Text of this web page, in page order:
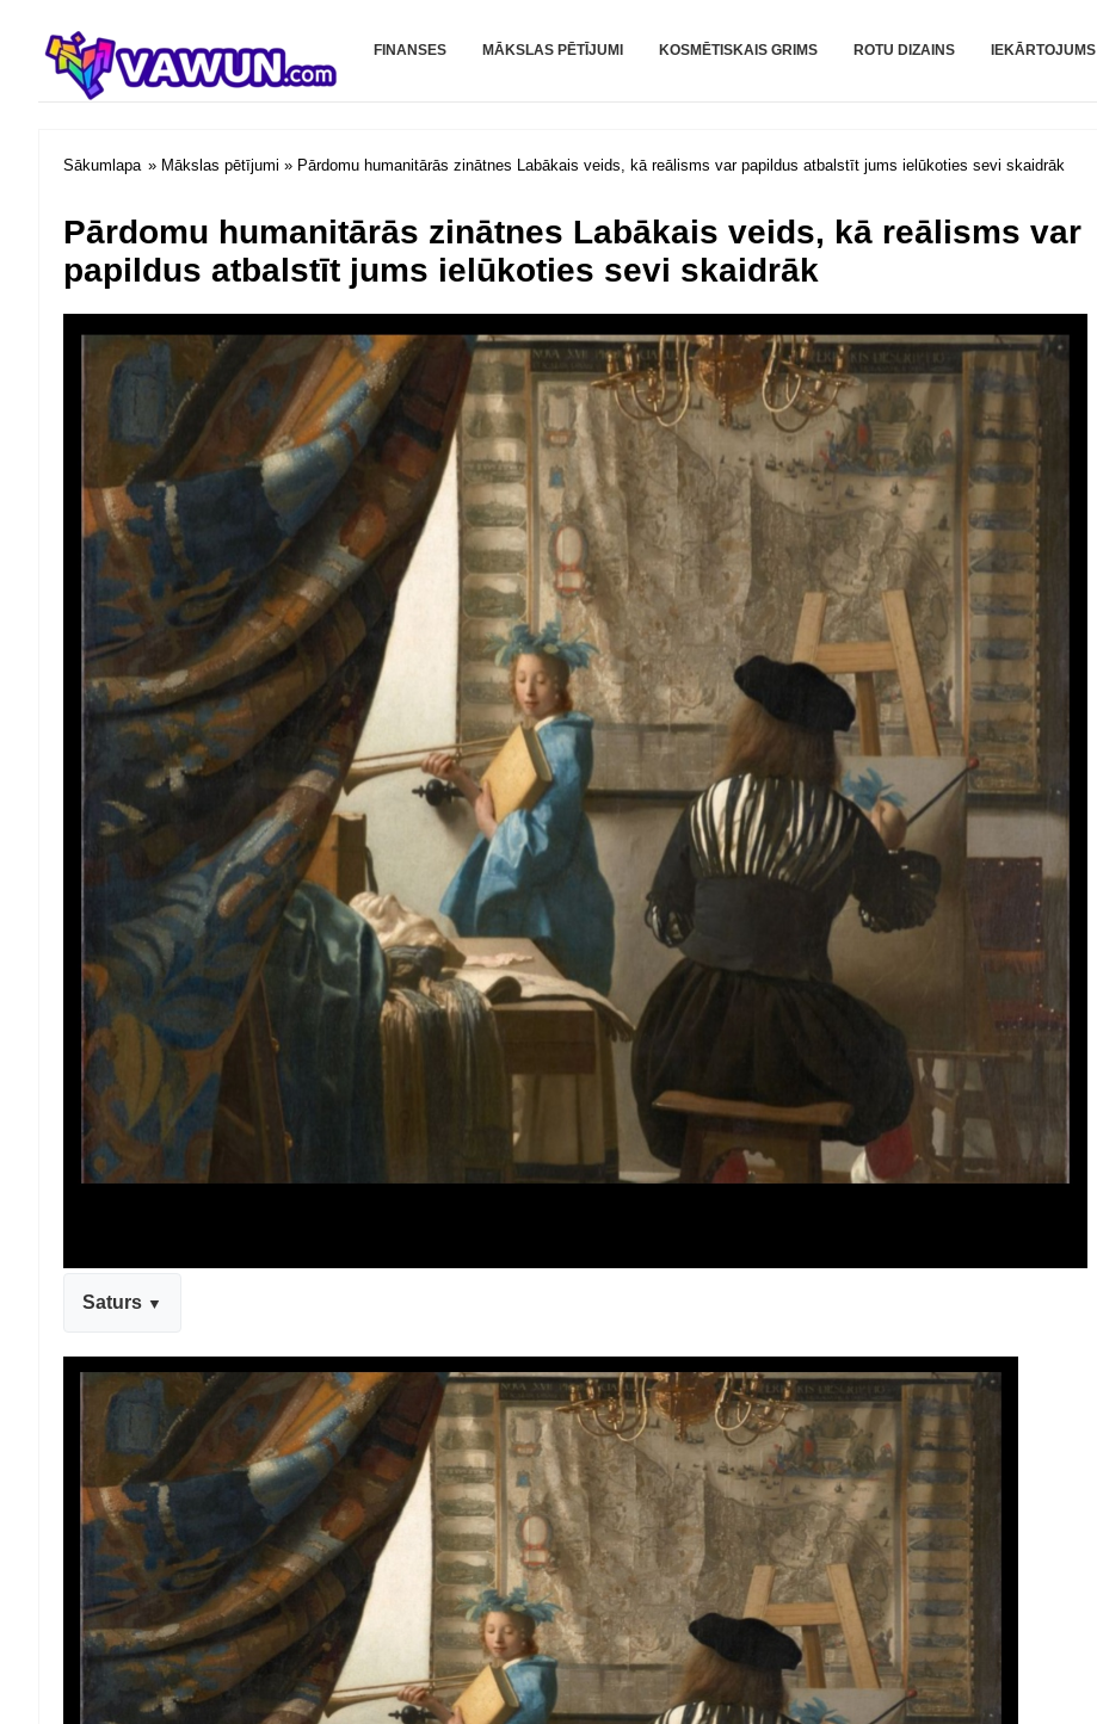
Vawun.com
FINANSES MĀKSLAS PĒTĪJUMI KOSMĒTISKAIS GRIMS ROTU DIZAINS IEKĀRTOJUMS
Sākumlapa » Mākslas pētījumi » Pārdomu humanitārās zinātnes Labākais veids, kā reālisms var papildus atbalstīt jums ielūkoties sevi skaidrāk
Pārdomu humanitārās zinātnes Labākais veids, kā reālisms var
papildus atbalstīt jums ielūkoties sevi skaidrāk
Saturs